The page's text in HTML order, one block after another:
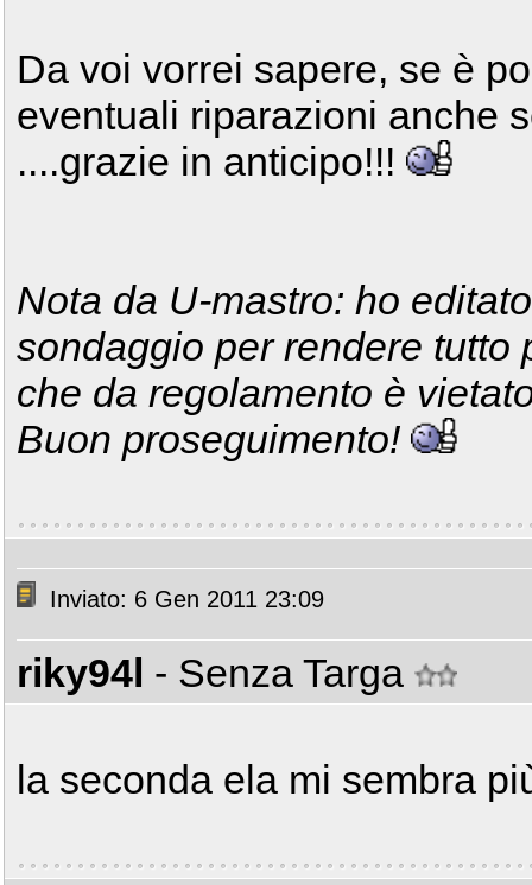
Da voi vorrei sapere, se è
eventuali riparazioni anche
....grazie in anticipo!!!
Nota da U-mastro: ho
sondaggio per rendere tutto
che da regolamento è
Buon proseguimento!
Inviato: 6 Gen 2011 23:09
riky94l - Senza Targa
la seconda ela mi sembra